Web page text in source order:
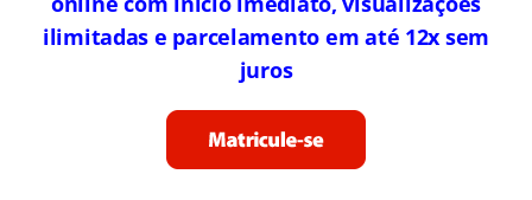
ilimitadas e parcelamento em até 12x sem
juros